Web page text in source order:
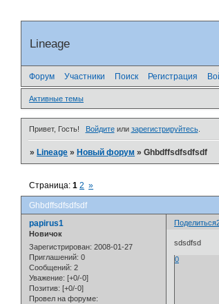
Lineage
Форум Участники Поиск Регистрация
Активные темы
Привет, Гость! Войдитеили зарегистрируйтесь.
»Lineage »Новый форум »Ghbdffsdfsdfsdf
Ghbdffsdfsdfsdf
Страница:1 2 »
Поделиться
papirus1
Новичок
Зарегистрирован: 2008-01-27
Приглашений: 0
Сообщений: 2
Уважение: [+0/-0]
Позитив: [+0/-0]
Провел на форуме:
sdsdfsd
0